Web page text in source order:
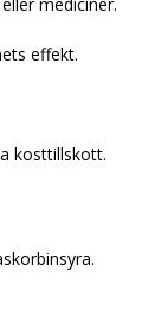
effekt.
kosttillskott.